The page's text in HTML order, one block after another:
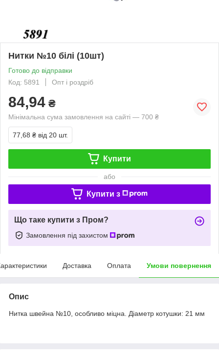
Нитки №10 білі (10шт)
Готово до відправки
Код: 5891
Опт і роздріб
84,94 ₴
Мінімальна сума замовлення на сайті — 700 ₴
77,68 ₴ від 20 шт.
Купити
або
Купити з
Що таке купити з Пром?
Замовлення під захистом
Доставка Оплата Умови повернення
Опис
Нитка швейна №10, особливо міцна. Діаметр котушки: 21 мм